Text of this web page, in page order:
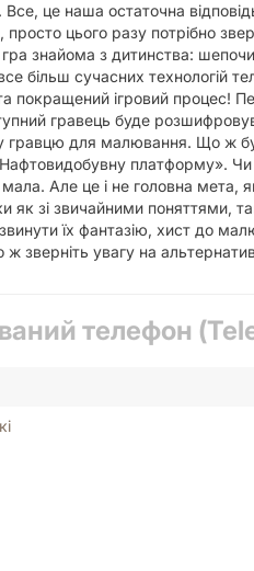
це наша остаточна
цього разу потрібно
знайома з дитинства:
більш сучасних технологій
покращений ігровий процес!
гравець буде
гравцю для малювання. Що ж
платформу».
мала. Але це і не головна
як зі звичайними поняттями,
їх фантазію, хист до
зверніть увагу на
телефон